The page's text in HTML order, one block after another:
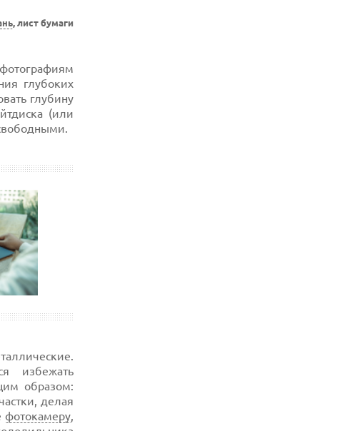
, лист бумаги
глубоких
глубину
(или
избежать
образом:
делая
фотокамеру,